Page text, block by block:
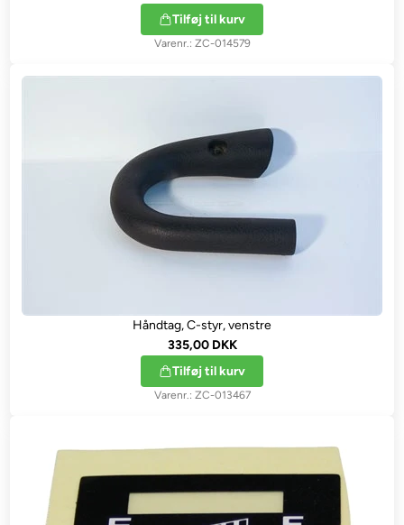
Tilføj til kurv
ZC-014579
Håndtag, C-styr, venstre
335,00 DKK
Tilføj til kurv
ZC-013467